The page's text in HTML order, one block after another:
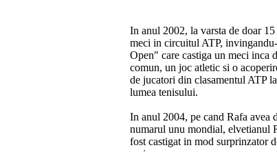
In anul 2002, la varsta de doar
meci in circuitul ATP,
Open" care castiga un meci inca
comun, un joc atletic si o
de jucatori din clasamentul ATP
lumea tenisului.
In anul 2004, pe cand Rafa avea
numarul unu mondial, elvetianul
fost castigat in mod surprinzator